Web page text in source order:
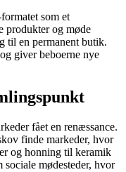
som et
produkter og møde
til en permanent butik.
giver beboerne nye
fået en renæssance.
finde markeder, hvor
og honning til keramik
mødesteder, hvor